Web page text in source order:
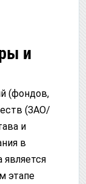
и
(фондов,
(ЗАО/
и
в
этапе